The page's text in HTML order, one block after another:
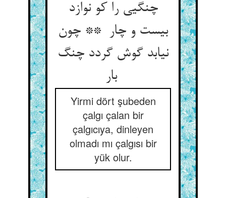
چنگیی را کو نوازد
بیست و چار ** چون
نیابد گوش گردد چنگ
بار
Yirmi dört şubeden
çalgı çalan bir
çalgıcıya, dinleyen
olmadı mı çalgısı bir
yük olur.